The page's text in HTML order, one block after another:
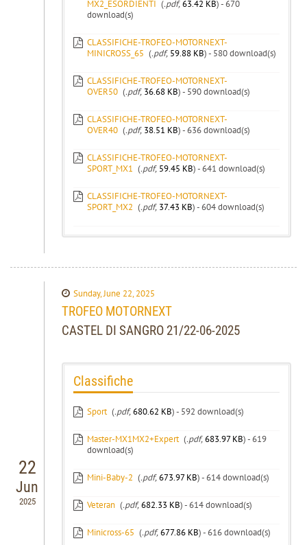
MX2_ESORDIENTI (.pdf,63.42 KB) - 670
download(s)
CLASSIFICHE-TROFEO-MOTORNEXT-
MINICROSS_65 (.pdf, 59.88 KB) - 580 download(s)
CLASSIFICHE-TROFEO-MOTORNEXT-
OVER50 (.pdf, 36.68 KB) - 590 download(s)
CLASSIFICHE-TROFEO-MOTORNEXT-
OVER40 (.pdf, 38.51 KB) - 636 download(s)
CLASSIFICHE-TROFEO-MOTORNEXT-
SPORT_MX1 (.pdf, 59.45 KB) - 641 download(s)
CLASSIFICHE-TROFEO-MOTORNEXT-
SPORT_MX2 (.pdf, 37.43 KB) - 604 download(s)
22
Jun
2025
Sunday, June 22, 2025
TROFEO MOTORNEXT
CASTEL DI SANGRO 21/22-06-2025
Classifiche
Sport (.pdf,680.62 KB) - 592 download(s)
Master-MX1MX2+Expert (.pdf,683.97 KB) - 619
download(s)
Mini-Baby-2 (.pdf,673.97 KB) - 614 download(s)
Veteran (.pdf,682.33 KB) - 614 download(s)
Minicross-65 (.pdf,677.86 KB) - 616 download(s)